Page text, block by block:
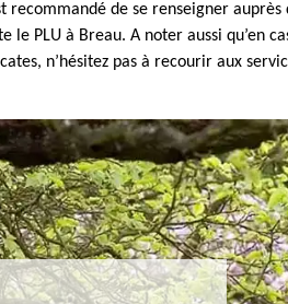
de se renseigner auprès
PLU à Breau. A noter aussi qu’en
n’hésitez pas à recourir aux